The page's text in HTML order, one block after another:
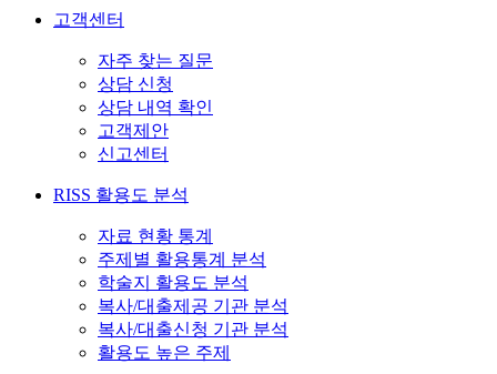
고객센터
자주 찾는 질문
상담 신청
상담 내역 확인
고객제안
신고센터
RISS 활용도 분석
자료 현황 통계
주제별 활용통계 분석
학술지 활용도 분석
복사/대출제공 기관 분석
복사/대출신청 기관 분석
활용도 높은 주제